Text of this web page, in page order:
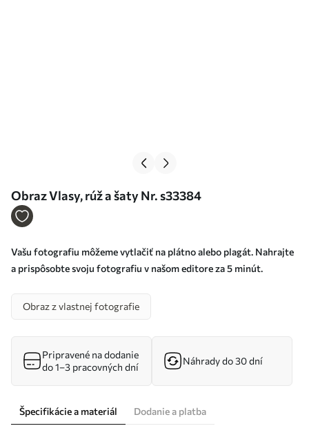
Obraz Vlasy, rúž a šaty Nr. s33384
Vašu fotografiu môžeme vytlačiť na plátno alebo plagát. Nahrajte
a prispôsobte svoju fotografiu v našom editore za 5 minút.
Obraz z vlastnej fotografie
Pripravené na dodanie
do 1–3 pracovných dní
Náhrady do 30 dní
Špecifikácie a materiál
Dodanie a platba